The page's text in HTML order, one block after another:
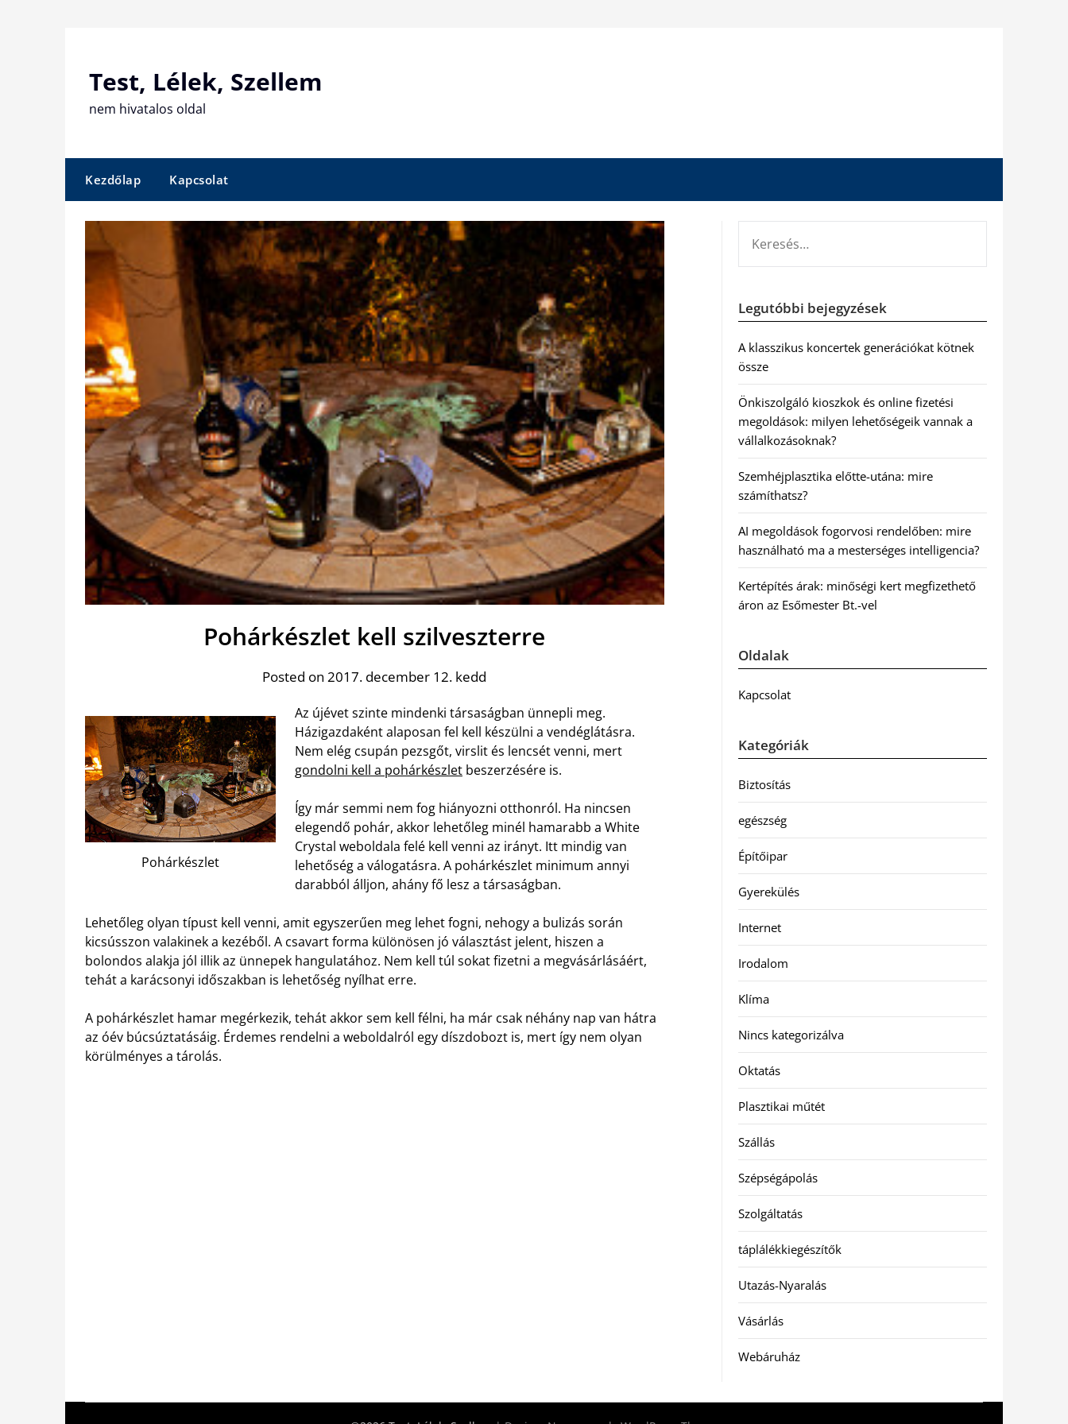
Test, Lélek, Szellem
nem hivatalos oldal
Kezdőlap Kapcsolat
Pohárkészlet kell szilveszterre
Posted on 2017. december 12. kedd
Pohárkészlet
Az újévet szinte mindenki társaságban ünnepli meg.
Házigazdaként alaposan fel kell készülni a vendéglátásra.
Nem elég csupán pezsgőt, virslit és lencsét venni, mert
gondolni kell a pohárkészlet beszerzésére is.
Így már semmi nem fog hiányozni otthonról. Ha nincsen
elegendő pohár, akkor lehetőleg minél hamarabb a White
Crystal weboldala felé kell venni az irányt. Itt mindig van
lehetőség a válogatásra. A pohárkészlet minimum annyi
darabból álljon, ahány fő lesz a társaságban.
Lehetőleg olyan típust kell venni, amit egyszerűen meg lehet fogni, nehogy a bulizás során
kicsússzon valakinek a kezéből. A csavart forma különösen jó választást jelent, hiszen a
bolondos alakja jól illik az ünnepek hangulatához. Nem kell túl sokat fizetni a megvásárlásáért,
tehát a karácsonyi időszakban is lehetőség nyílhat erre.
A pohárkészlet hamar megérkezik, tehát akkor sem kell félni, ha már csak néhány nap van hátra
az óév búcsúztatásáig. Érdemes rendelni a weboldalról egy díszdobozt is, mert így nem olyan
körülményes a tárolás.
Legutóbbi bejegyzések
A klasszikus koncertek generációkat kötnek
össze
Önkiszolgáló kioszkok és online fizetési
megoldások: milyen lehetőségeik vannak a
vállalkozásoknak?
Szemhéjplasztika előtte-utána: mire
számíthatsz?
AI megoldások fogorvosi rendelőben: mire
használható ma a mesterséges intelligencia?
Kertépítés árak: minőségi kert megfizethető
áron az Esőmester Bt.-vel
Oldalak
Kapcsolat
Kategóriák
Biztosítás
egészség
Építőipar
Gyerekülés
Internet
Irodalom
Klíma
Nincs kategorizálva
Oktatás
Plasztikai műtét
Szállás
Szépségápolás
Szolgáltatás
táplálékkiegészítők
Utazás-Nyaralás
Vásárlás
Webáruház